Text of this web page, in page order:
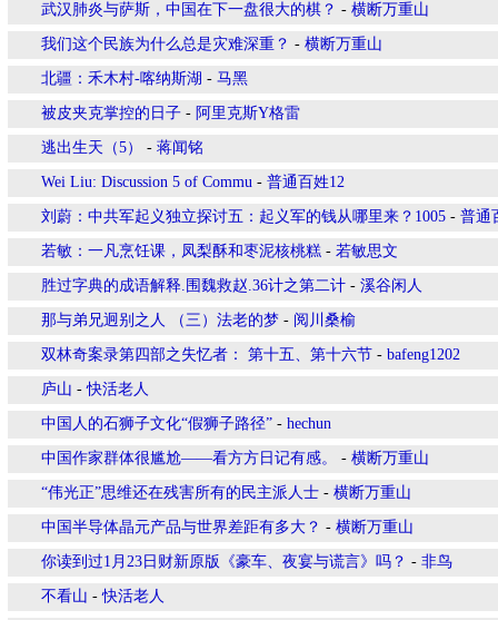
武汉肺炎与萨斯，中国在下一盘很大的棋？ - 横断万重山
我们这个民族为什么总是灾难深重？ - 横断万重山
北疆：禾木村-喀纳斯湖 - 马黑
被皮夹克掌控的日子 - 阿里克斯Y格雷
逃出生天（5） - 蒋闻铭
Wei Liu: Discussion 5 of Commu - 普通百姓12
刘蔚：中共军起义独立探讨五：起义军的钱从哪里来？1005 - 普通
若敏：一凡烹饪课，凤梨酥和枣泥核桃糕 - 若敏思文
胜过字典的成语解释.围魏救赵.36计之第二计 - 溪谷闲人
那与弟兄迥别之人 （三）法老的梦 - 阅川桑榆
双林奇案录第四部之失忆者： 第十五、第十六节 - bafeng1202
庐山 -快活老人
中国人的石狮子文化“假狮子路径” - hechun
中国作家群体很尴尬——看方方日记有感。 - 横断万重山
“伟光正”思维还在残害所有的民主派人士 - 横断万重山
中国半导体晶元产品与世界差距有多大？ - 横断万重山
你读到过1月23日财新原版《豪车、夜宴与谎言》吗？ - 非鸟
不看山 -快活老人